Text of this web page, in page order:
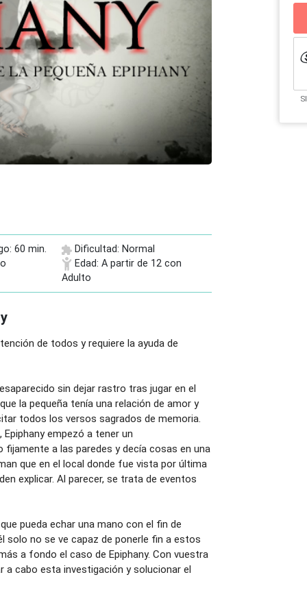
60 min.
Dificultad: Normal
Edad: A partir de 12 con
Adulto
de todos y requiere la ayuda de
sin dejar rastro tras jugar en el
la pequeña tenía una relación de amor y
todos los versos sagrados de memoria.
empezó a tener un
a las paredes y decía cosas en una
que en el local donde fue vista por última
explicar. Al parecer, se trata de eventos
pueda echar una mano con el fin de
solo no se ve capaz de ponerle fin a estos
a fondo el caso de Epiphany. Con vuestra
a cabo esta investigación y solucionar el